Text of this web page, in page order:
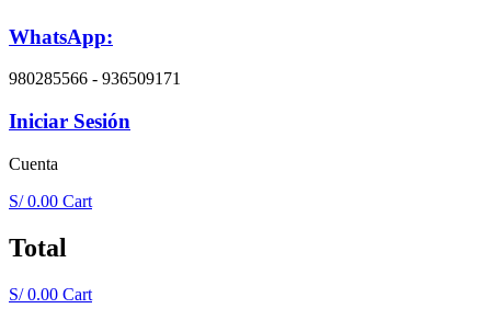
WhatsApp:
980285566 - 936509171
Iniciar Sesión
Cuenta
S/0.00 Cart
Total
S/0.00 Cart